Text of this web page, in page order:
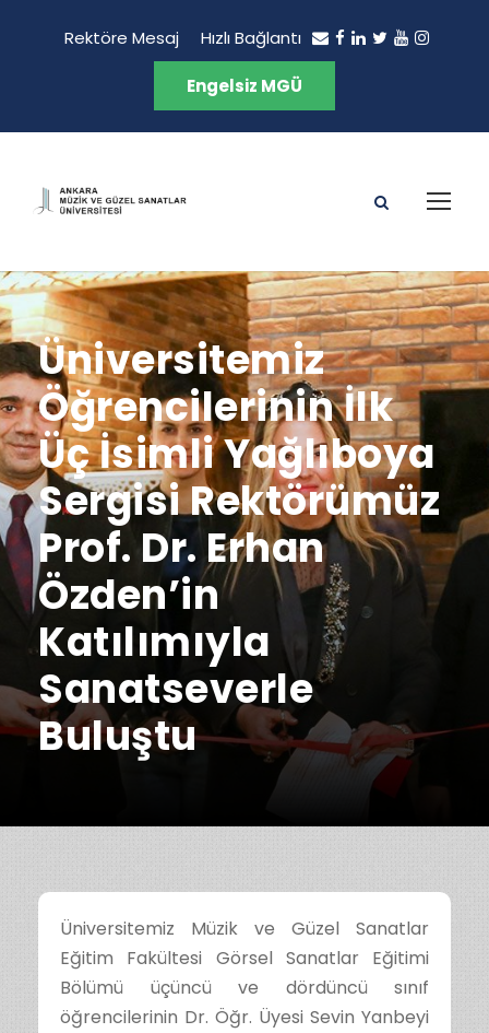
Rektöre Mesaj Hızlı Bağlantı
Engelsiz MGÜ
Üniversitemiz
Öğrencilerinin İlk
Üç İsimli Yağlıboya
Sergisi Rektörümüz
Prof. Dr. Erhan
Özden’in
Katılımıyla
Sanatseverle
Buluştu
Üniversitemiz Müzik ve Güzel Sanatlar
Eğitim Fakültesi Görsel Sanatlar Eğitimi
Bölümü üçüncü ve dördüncü sınıf
öğrencilerinin Dr. Öğr. Üyesi Sevin Yanbeyi